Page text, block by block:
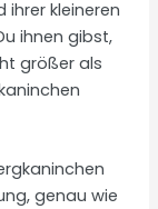
ihrer kleineren
ihnen gibst,
größer als
genau wie